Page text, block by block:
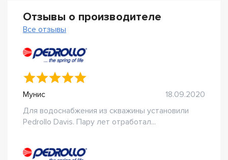
Отзывы о производителе
Все отзывы
Мунис
18.09.2020
Для водоснабжения из скважины установили
Pedrollo Davis. Пару лет отработал...